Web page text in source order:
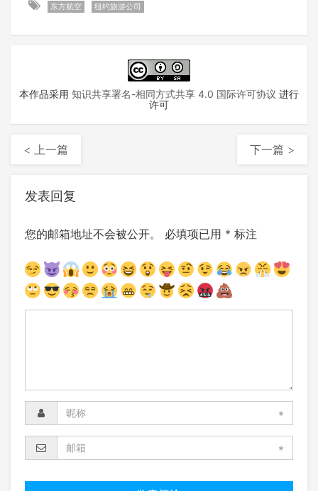
东方航空 纽约旅游公司
本作品采用 知识共享署名-相同方式共享 4.0 国际许可协议 进行
许可
< 上一篇 下一篇 >
发表回复
您的邮箱地址不会被公开。 必填项已用 * 标注
*
*